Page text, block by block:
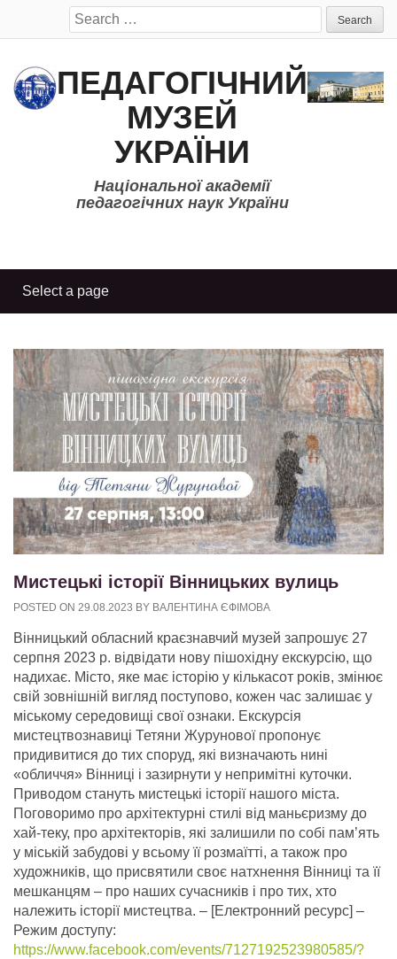
Search
for:
ПЕДАГОГІЧНИЙ
МУЗЕЙ
УКРАЇНИ
Національної академії
педагогічних наук України
Мистецькі історії Вінницьких вулиць
POSTED ON 29.08.2023 BY ВАЛЕНТИНА ЄФІМОВА
Вінницький обласний краєзнавчий музей запрошує 27
серпня 2023 р. відвідати нову пішохідну екскурсію, що
надихає. Місто, яке має історію у кількасот років, змінює
свій зовнішній вигляд поступово, кожен час залишає у
міському середовищі свої ознаки. Екскурсія
мистецтвознавиці Тетяни Журунової пропонує
придивитися до тих споруд, які визначають нині
«обличчя» Вінниці і зазирнути у непримітні куточки.
Приводом стануть мистецькі історії нашого міста.
Поговоримо про архітектурні стилі від маньєризму до
хай-теку, про архітекторів, які залишили по собі пам’ять
у міській забудові у всьому її розмаїтті, а також про
художників, що присвятили своє натхнення Вінниці та її
мешканцям – про наших сучасників і про тих, хто
належить історії мистецтва. – [Електронний ресурс] –
Режим доступу:
https://www.facebook.com/events/7127192523980585/?